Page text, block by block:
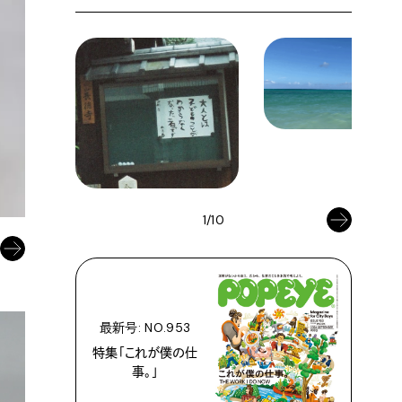
1/10
最新号: NO.953
特集「これが僕の仕
事。」